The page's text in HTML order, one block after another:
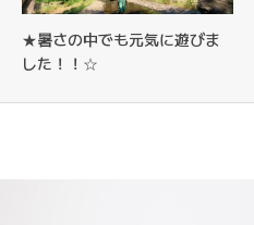
★暑さの中でも元気に遊びま
した！！☆